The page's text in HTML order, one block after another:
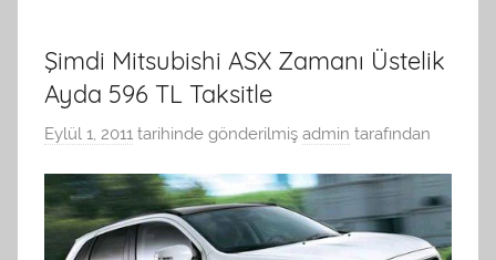
Şimdi Mitsubishi ASX Zamanı Üstelik
Ayda 596 TL Taksitle
Eylül 1, 2011 tarihinde gönderilmiş admin tarafından